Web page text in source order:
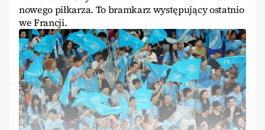
nowego piłkarza. To bramkarz występujący ostatnio
we Francji.